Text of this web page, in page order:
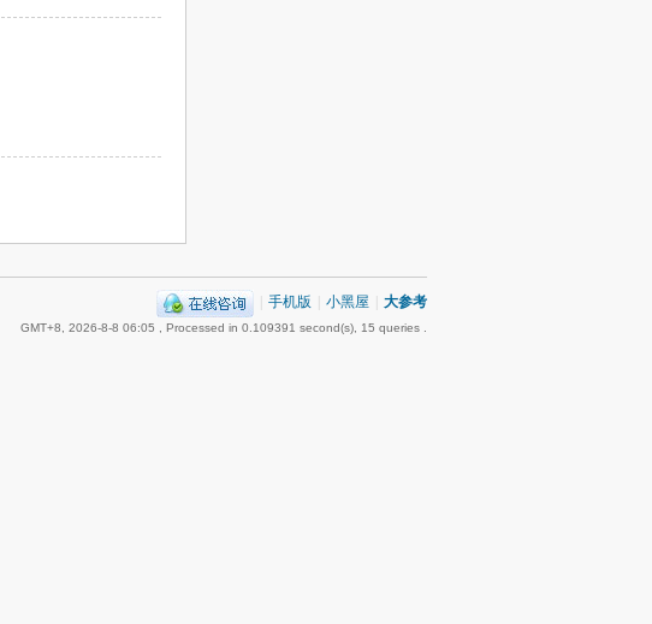
手机版 小黑屋 大参考
GMT+8, 2026-8-8 06:05 , Processed in 0.109391 second(s), 15 queries .